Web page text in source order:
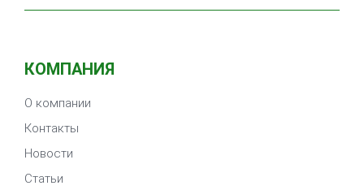
КОМПАНИЯ
О компании
Контакты
Новости
Статьи